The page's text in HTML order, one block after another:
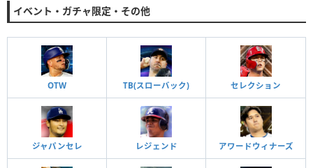
イベント・ガチャ限定・その他
OTW TB(スローバック) セレクション
ジャパンセレ レジェンド アワードウィナーズ